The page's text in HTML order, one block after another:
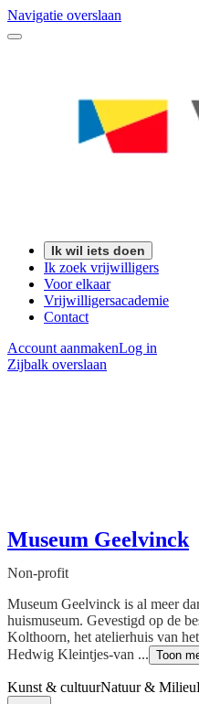
Navigatie overslaan
Ik wil iets doen
Ik zoek vrijwilligers
Voor elkaar
Vrijwilligersacademie
Contact
Account aanmakenLog in
Zijbalk overslaan
Museum Geelvinck
Non-profit
Museum Geelvinck is al meer
huismuseum. Gevestigd op de
Kolthoorn, het atelierhuis van
Hedwig Kleintjes-van ... Toon
Kunst & cultuurNatuur & Milieu